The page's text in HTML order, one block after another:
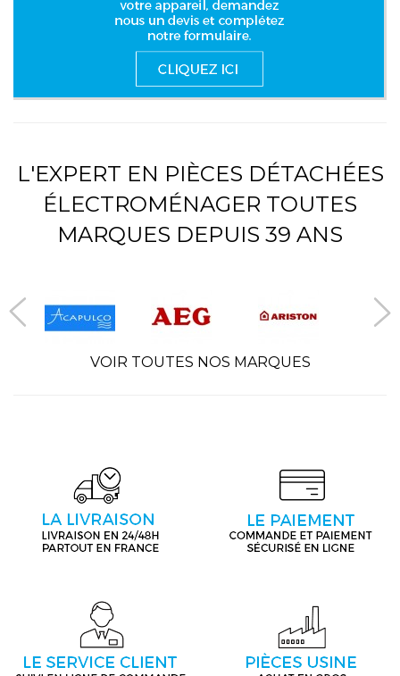
L'EXPERT EN PIÈCES DÉTACHÉES
ÉLECTROMÉNAGER TOUTES
MARQUES DEPUIS 39 ANS
VOIR TOUTES NOS MARQUES